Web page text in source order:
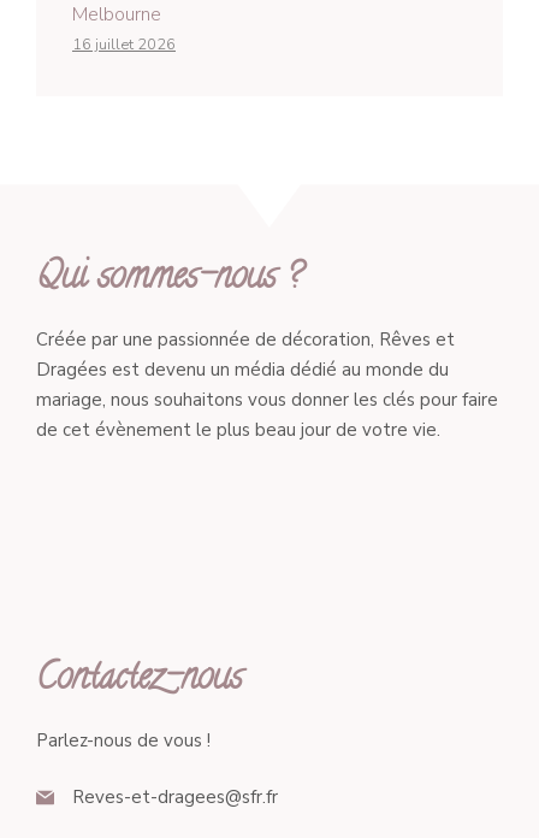
Melbourne
16 juillet 2026
Qui sommes-nous ?
Créée par une passionnée de décoration, Rêves et
Dragées est devenu un média dédié au monde du
mariage, nous souhaitons vous donner les clés pour faire
de cet évènement le plus beau jour de votre vie.
Contactez-nous
Parlez-nous de vous !
Reves-et-dragees@sfr.fr